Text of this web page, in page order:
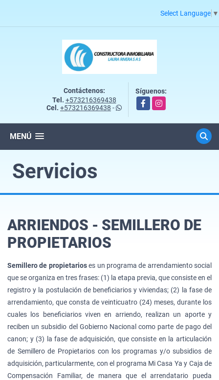
Select Language ▼
Contáctenos:
Tel. +573216369438
Cel. +573216369438 -
Síguenos:
FacebookInstagram
MENÚ
Servicios
ARRIENDOS - SEMILLERO DE
PROPIETARIOS
Semillero de propietarioses un programa de arrendamiento social
que se organiza en tres frases: (1) la etapa previa, que consiste en el
registro y la postulación de beneficiarios y viviendas; (2) la fase de
arrendamiento, que consta de veinticuatro (24) meses, durante los
cuales los beneficiarios viven en arriendo, realizan un aporte y
reciben un subsidio del Gobierno Nacional como parte de pago del
canon; y (3) la fase de adquisición, que consiste en la articulación
de Semillero de Propietarios con los programas y/o subsidios de
adquisición, particularmente, con el programa Mi Casa Ya y Caja de
Compensación Familiar, de manera que el arrendatario pueda